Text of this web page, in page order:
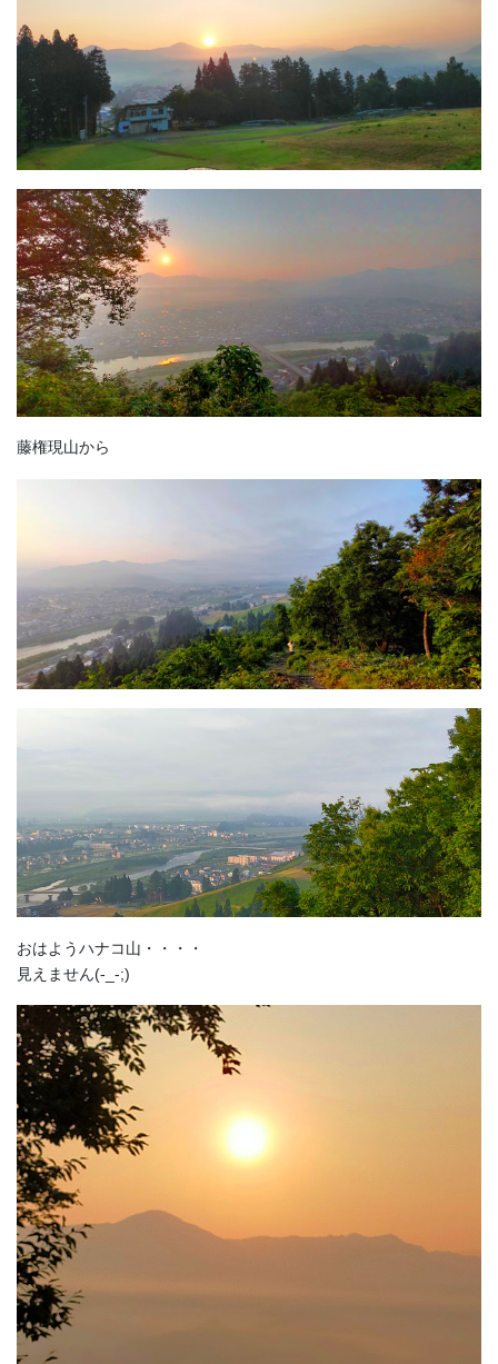
藤権現山から
おはようハナコ山・・・・
見えません(-_-;)